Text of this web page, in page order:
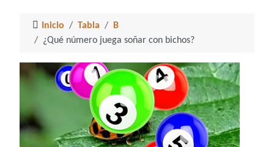
Inicio Tabla
B
¿Qué número juega soñar con bichos?